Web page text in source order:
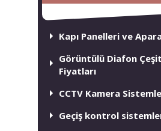
Kapı Panelleri ve
Görüntülü Diafon
Fiyatları
CCTV Kamera
Geçiş kontrol